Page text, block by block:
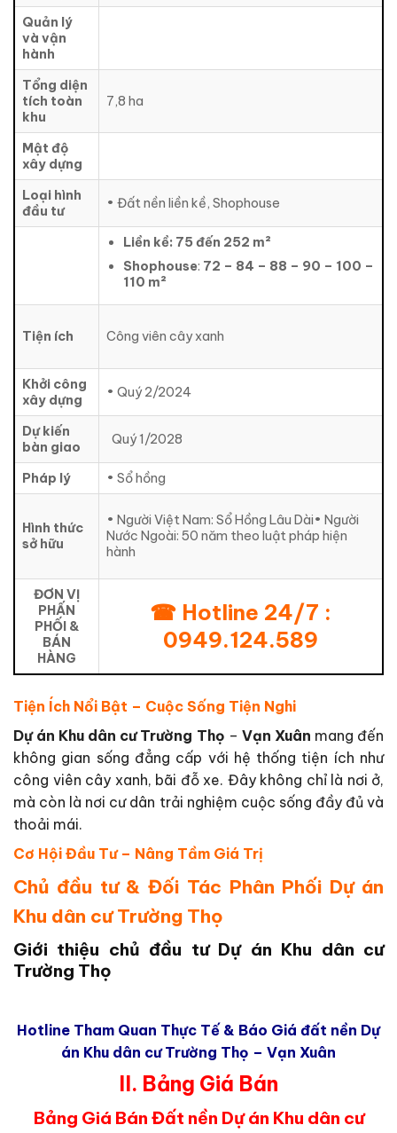
Quản lý
và vận
hành
Tổng diện
tích toàn
khu
7,8 ha
Mật độ
xây dựng
Loại hình
đầu tư
• Đất nền liền kề, Shophouse
Liền kề: 75 đến 252 m²
Shophouse: 72 – 84 – 88 – 90 – 100 –
110 m²
Tiện ích Công viên cây xanh
Khởi công
xây dựng
• Quý 2/2024
Dự kiến
bàn giao
Quý 1/2028
Pháp lý • Sổ hồng
Hình thức
sở hữu
• Người Việt Nam: Sổ Hồng Lâu Dài• Người
Nước Ngoài: 50 năm theo luật pháp hiện
hành
ĐƠN VỊ
PHẤN
PHỐI &
BÁN
HÀNG
☎ Hotline 24/7 :
0949.124.589
Tiện Ích Nổi Bật – Cuộc Sống Tiện Nghi
Dự án Khu dân cư Trường Thọ – Vạn Xuân mang đến
không gian sống đẳng cấp với hệ thống tiện ích như
công viên cây xanh, bãi đỗ xe. Đây không chỉ là nơi ở,
mà còn là nơi cư dân trải nghiệm cuộc sống đầy đủ và
thoải mái.
Cơ Hội Đầu Tư – Nâng Tầm Giá Trị
Chủ đầu tư & Đối Tác Phân Phối Dự án
Khu dân cư Trường Thọ
Giới thiệu chủ đầu tư Dự án Khu dân cư
Trường Thọ
Hotline Tham Quan Thực Tế & Báo Giá đất nền Dự
án Khu dân cư Trường Thọ – Vạn Xuân
II. Bảng Giá Bán
Bảng Giá Bán Đất nền Dự án Khu dân cư